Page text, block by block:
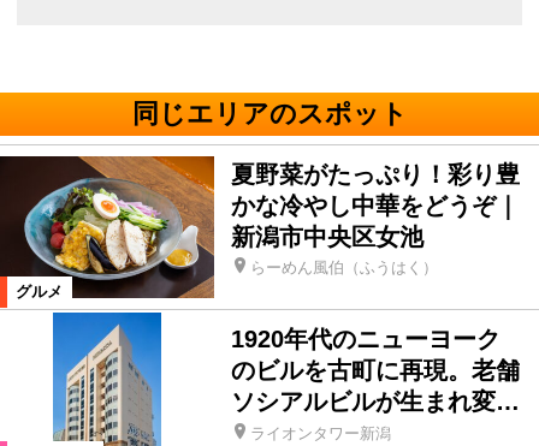
同じエリアのスポット
グルメ
夏野菜がたっぷり！彩り豊
かな冷やし中華をどうぞ｜
新潟市中央区女池
らーめん風伯（ふうはく）
1920年代のニューヨーク
のビルを古町に再現。老舗
ソシアルビルが生まれ変…
ライオンタワー新潟